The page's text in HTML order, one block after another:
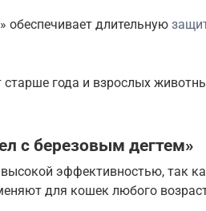
длительную
старше года и взрослых
с березовым дегтем»
высокой эффективностью, так
для кошек любого